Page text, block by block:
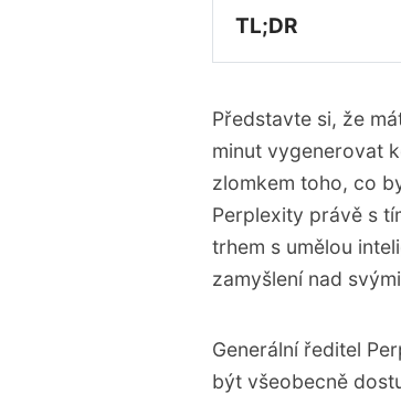
TL;DR
Perplexity
Deep
Google a
Tento
Nová cenová
Představte si, že
minut vygenerovat
zlomkem toho, co
Perplexity právě s
trhem s umělou
zamyšlení nad
Generální ředitel
být všeobecně